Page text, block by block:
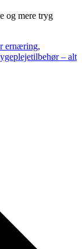
og mere tryg
ernæring,
– alt